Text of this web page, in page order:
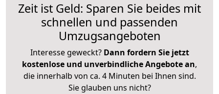
Zeit ist Geld: Sparen Sie beides mit
schnellen und passenden
Umzugsangeboten
Interesse geweckt? Dann fordern Sie jetzt
kostenlose und unverbindliche Angebote an,
die innerhalb von ca. 4 Minuten bei Ihnen sind.
Sie glauben uns nicht?